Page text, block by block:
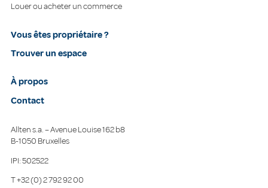
Louer ou acheter un commerce
Vous êtes propriétaire ?
Trouver un espace
À propos
Contact
Allten s.a. – Avenue Louise 162 b8
B-1050 Bruxelles
IPI: 502522
T+32 (0) 2 792 92 00